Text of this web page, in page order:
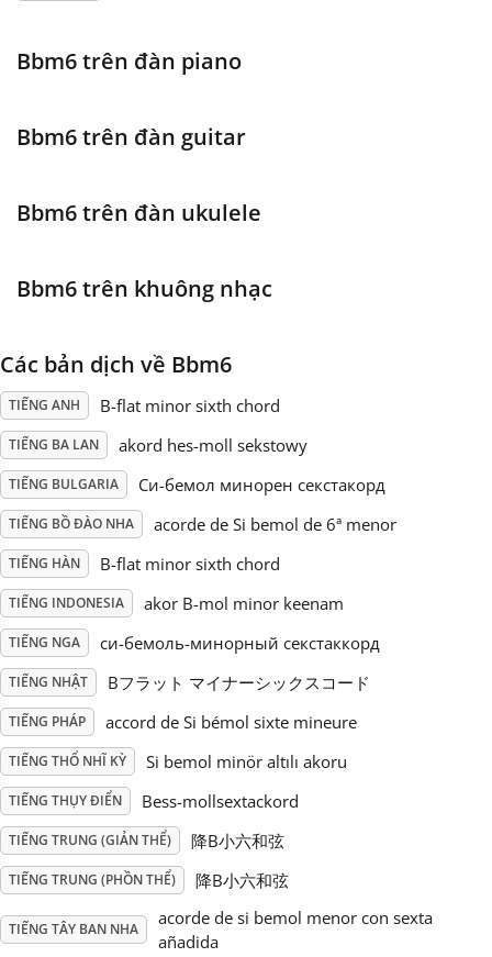
Italiano
日本語
Polski
Português
Русский
Svenska
Tiếng Việt
Türkçe
Українська
简体中文
繁體中文
Bbm6 trên đàn piano
Bbm6 trên đàn guitar
Bbm6 trên đàn ukulele
Bbm6 trên khuông nhạc
Các bản dịch về Bbm6
TIẾNG ANH B-flat minor sixth chord
TIẾNG BA LAN akord hes-moll sekstowy
TIẾNG BULGARIA Си-бемол минорен секстакорд
TIẾNG BỒ ĐÀO NHA acorde de Si bemol de 6ª menor
TIẾNG HÀN B-flat minor sixth chord
TIẾNG INDONESIA akor B-mol minor keenam
TIẾNG NGA си-бемоль-минорный секстаккорд
TIẾNG NHẬT Bフラット マイナーシックスコード
TIẾNG PHÁP accord de Si bémol sixte mineure
TIẾNG THỔ NHĨ KỲ Si bemol minör altılı akoru
TIẾNG THỤY ĐIỂN Bess-mollsextackord
TIẾNG TRUNG (GIẢN THỂ) 降B小六和弦
TIẾNG TRUNG (PHỒN THỂ) 降B小六和弦
TIẾNG TÂY BAN NHA
acorde de si bemol menor con sexta
añadida